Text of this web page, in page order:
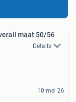
maat 50/56
Details
10 mei 26